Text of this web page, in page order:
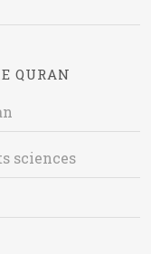
QURAN
sciences